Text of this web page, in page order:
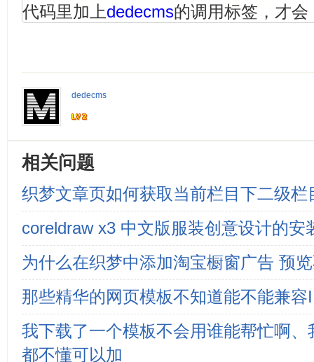
代码里加上dedecms的调用标签，才会
dedecms
相关问题
织梦文章页如何获取当前栏目下二级栏
coreldraw x3 中文版服装创意设计的安
为什么在织梦中添加淘宝橱窗广告 预
那些精华的网页模板不知道能不能兼容
我下载了一个模板不会用谁能帮忙啊、
都不懂可以加